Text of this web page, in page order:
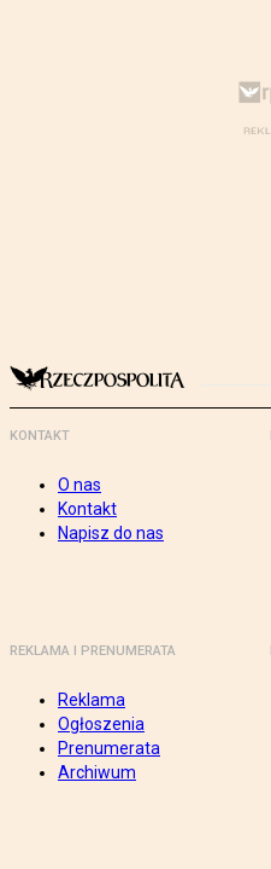
KONTAKT
O nas
Kontakt
Napisz do nas
REKLAMA I PRENUMERATA
Reklama
Ogłoszenia
Prenumerata
Archiwum